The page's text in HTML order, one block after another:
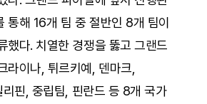
통해 16개 팀 중 절반인 8개 팀이
했다. 치열한 경쟁을 뚫고 그랜드
라이나, 튀르키예, 덴마크,
핀, 중립팀, 핀란드 등 8개 국가